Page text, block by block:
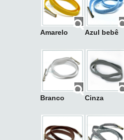
Amarelo Azul bebê
Branco Cinza